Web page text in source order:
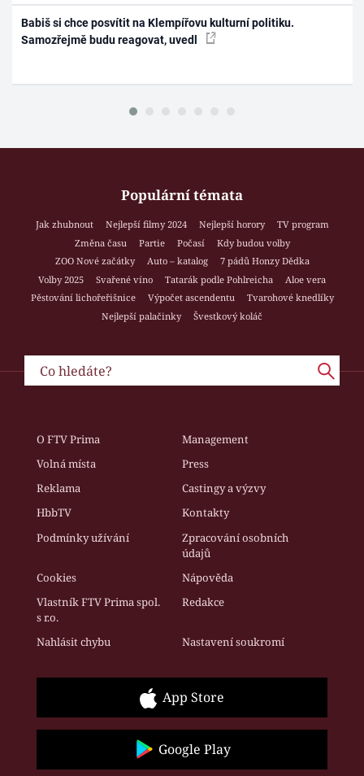
Babiš si chce posvítit na Klempířovu kulturní politiku.
Samozřejmě budu reagovat, uvedl
Populární témata
Jak zhubnout Nejlepší filmy 2024 Nejlepší horory
TV program
Změna času
Partie Počasí
Kdy budou volby
ZOO Nové začátky
Auto – katalog
7 pádů Honzy Dědka
Volby 2025
Svařené víno Tatarák podle Pohlreicha
Aloe vera
Pěstování lichořeřišnice
Výpočet ascendentu
Tvarohové knedlíky
Nejlepší palačinky
Švestkový koláč
O FTV Prima
Management
Volná místa
Press
Reklama
Castingy a výzvy
HbbTV
Kontakty
Podmínky užívání
Zpracování osobních
údajů
Cookies
Nápověda
Vlastník FTV Prima spol.
s r.o.
Redakce
Nahlásit chybu Nastavení soukromí
App Store
Google Play